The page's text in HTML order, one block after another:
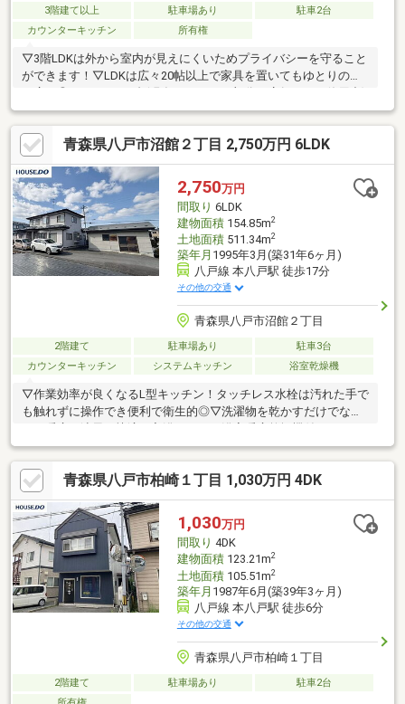
3階建て以上 駐車場あり
駐車2台
カウンターキッチン
所有権
▽3階LDKは外から室内が見えにくいためプライバシーを守ること
ができます！▽LDKは広々20帖以上で家具を置いてもゆとりのあ
青森県八戸市沼館２丁目 2,750万円 6LDK
2,750万円
間取り 6LDK
建物面積154.85m2
土地面積511.34m2
築年月 1995年3月(築31年6ヶ月)
八戸線 本八戸駅 徒歩17分
その他の交通
青森県八戸市沼館２丁目
2階建て 駐車場あり
駐車3台
カウンターキッチン
システムキッチン 浴室乾燥機
▽作業効率が良くなるL型キッチン！タッチレス水栓は汚れた手で
も触れずに操作でき便利で衛生的◎▽洗濯物を乾かすだけでな
青森県八戸市柏崎１丁目 1,030万円 4DK
1,030万円
間取り 4DK
建物面積123.21m2
土地面積105.51m2
築年月 1987年6月(築39年3ヶ月)
八戸線 本八戸駅 徒歩6分
その他の交通
青森県八戸市柏崎１丁目
2階建て 駐車場あり
駐車2台